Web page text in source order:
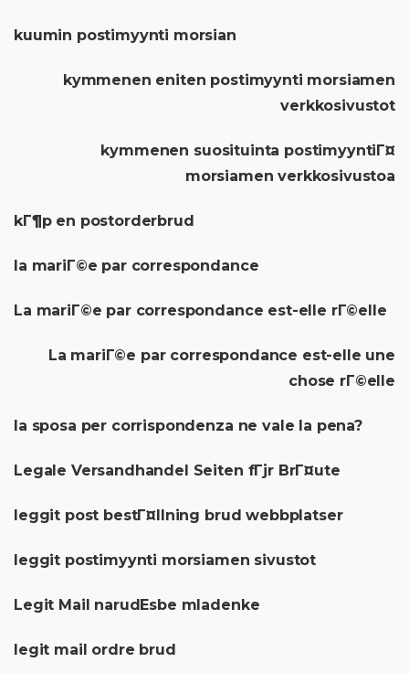
kuumin postimyynti morsian
kymmenen eniten postimyynti morsiamen
verkkosivustot
kymmenen suosituinta postimyyntiГ¤
morsiamen verkkosivustoa
kГ¶p en postorderbrud
la mariГ©e par correspondance
La mariГ©e par correspondance est-elle rГ©elle
La mariГ©e par correspondance est-elle une
chose rГ©elle
la sposa per corrispondenza ne vale la pena?
Legale Versandhandel Seiten fГјr BrГ¤ute
leggit post bestГ¤llning brud webbplatser
leggit postimyynti morsiamen sivustot
Legit Mail narudЕѕbe mladenke
legit mail ordre brud